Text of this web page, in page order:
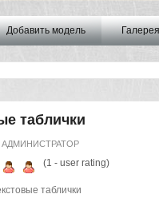
Добавить модель Галерея
таблички
АДМИНИСТРАТОР
(1 - user rating)